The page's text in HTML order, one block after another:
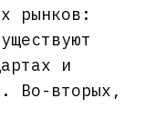
рынков:
и
Во-вторых,